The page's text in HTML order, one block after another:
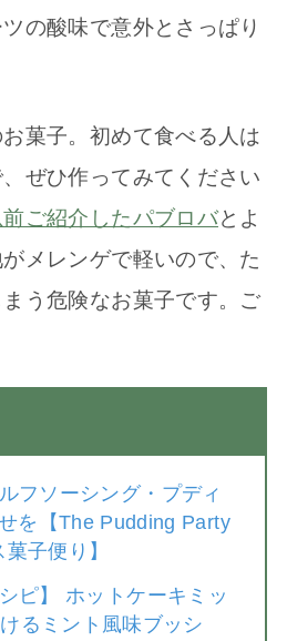
の酸味で意外とさっぱり
菓子。初めて食べる人は
ぜひ作ってみてください
前ご紹介したパブロバとよ
メレンゲで軽いので、た
う危険なお菓子です。ご
フソーシング・プディ
を【The Pudding Party
子便り】
ピ】 ホットケーキミッ
るミント風味ブッシ